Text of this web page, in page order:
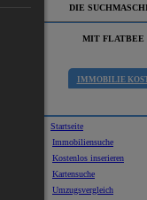
DIE
MIT FLATBEE
IMMOBILIE
Startseite
Immobiliensuche
Kostenlos inserieren
Kartensuche
Umzugsvergleich